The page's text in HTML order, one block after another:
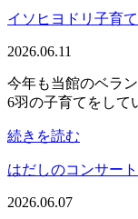
イソヒヨドリ子育
2026.06.11
今年も当館のベラ
6羽の子育て
続きを読む
はだしのコンサー
2026.06.07